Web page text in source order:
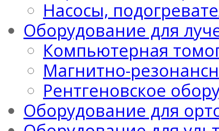
Насосы,
Оборудование для
Компьютерная
Магнитно-
Рентгеновское
Оборудование для